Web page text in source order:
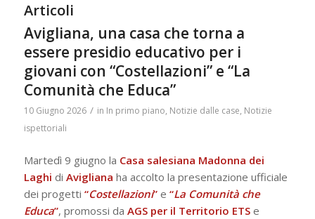
Articoli
Avigliana, una casa che torna a
essere presidio educativo per i
giovani con “Costellazioni” e “La
Comunità che Educa”
10 Giugno 2026 / in In primo piano, Notizie dalle case, Notizie
ispettoriali
Martedì 9 giugno la Casa salesiana Madonna dei
Laghi di Avigliana ha accolto la presentazione ufficiale
dei progetti “Costellazioni”e “La Comunità che
Educa”, promossi da AGS per il Territorio ETSe